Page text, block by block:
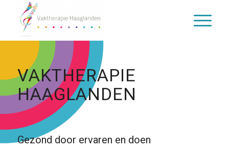
VAKTHERAPIE
HAAGLANDEN
Gezond door ervaren en doen